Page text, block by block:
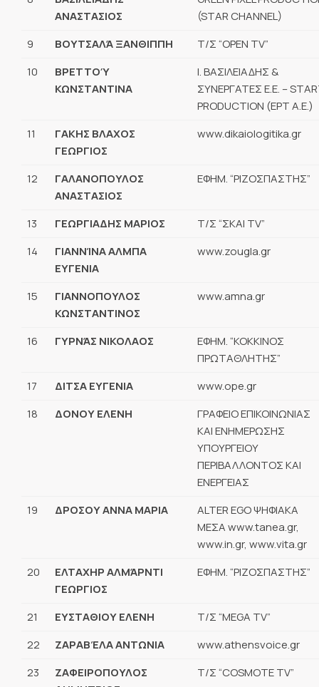
ΑΝΑΣΤΑΣΙΟΣ
(STAR CHANNEL)
9
ΒΟΥΤΣΑΛΆ ΞΑΝΘΙΠΠΗ
Τ/Σ “OPEN TV”
10
ΒΡΕΤΤΟΎ
ΚΩΝΣΤΑΝΤΙΝΑ
Ι. ΒΑΣΙΛΕΙΑΔΗΣ &
ΣΥΝΕΡΓΑΤΕΣ Ε.Ε. –
PRODUCTION (ΕΡΤ Α.Ε.)
11
ΓΑΚΗΣ ΒΛΑΧΟΣ
ΓΕΩΡΓΙΟΣ
www.dikaiologitika.gr
12
ΓΑΛΑΝΟΠΟΥΛΟΣ
ΑΝΑΣΤΑΣΙΟΣ
ΕΦΗΜ. “ΡΙΖΟΣΠΑΣΤΗΣ”
13 ΓΕΩΡΓΙΑΔΗΣ ΜΑΡΙΟΣ
Τ/Σ “ΣΚΑΙ TV”
14
ΓΙΑΝΝΊΝΑ ΑΛΜΠΑ
ΕΥΓΕΝΙΑ
www.zougla.gr
15
ΓΙΑΝΝΟΠΟΥΛΟΣ
ΚΩΝΣΤΑΝΤΙΝΟΣ
www.amna.gr
16 ΓΥΡΝΆΣ ΝΙΚΟΛΑΟΣ
ΕΦΗΜ. “ΚΟΚΚΙΝΟΣ
ΠΡΩΤΑΘΛΗΤΗΣ”
17
ΔΙΤΣΑ ΕΥΓΕΝΙΑ
www.ope.gr
18
ΔΟΝΟΥ ΕΛΕΝΗ
ΓΡΑΦΕΙΟ ΕΠΙΚΟΙΝΩΝΙΑΣ
ΚΑΙ ΕΝΗΜΕΡΩΣΗΣ
ΥΠΟΥΡΓΕΙΟΥ
ΠΕΡΙΒΑΛΛΟΝΤΟΣ ΚΑΙ
ΕΝΕΡΓΕΙΑΣ
19
ΔΡΟΣΟΥ ΑΝΝΑ ΜΑΡΙΑ
ALTER EGO ΨΗΦΙΑΚΑ
ΜΕΣΑ www.tanea.gr,
www.in.gr, www.vita.gr
20
ΕΛΤΑΧΗΡ ΑΛΜΆΡΝΤΙ
ΓΕΩΡΓΙΟΣ
ΕΦΗΜ. “ΡΙΖΟΣΠΑΣΤΗΣ”
21 ΕΥΣΤΑΘΙΟΥ ΕΛΕΝΗ
Τ/Σ “MEGA TV”
22
ΖΑΡΑΒΈΛΑ ΑΝΤΩΝΙΑ
www.athensvoice.gr
23
ΖΑΦΕΙΡΟΠΟΥΛΟΣ
Τ/Σ “COSMOTE TV”